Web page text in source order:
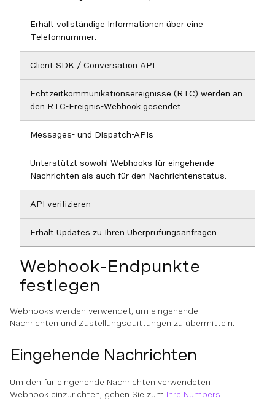
Erhält vollständige Informationen über eine
Telefonnummer.
Client SDK / Conversation API
Echtzeitkommunikationsereignisse (RTC) werden an
den RTC-Ereignis-Webhook gesendet.
Messages- und Dispatch-APIs
Unterstützt sowohl Webhooks für eingehende
Nachrichten als auch für den Nachrichtenstatus.
API verifizieren
Erhält Updates zu Ihren Überprüfungsanfragen.
Webhook-Endpunkte
festlegen
Webhooks werden verwendet, um eingehende
Nachrichten und Zustellungsquittungen zu übermitteln.
Eingehende Nachrichten
Um den für eingehende Nachrichten verwendeten
Webhook einzurichten, gehen Sie zum Ihre Numbers